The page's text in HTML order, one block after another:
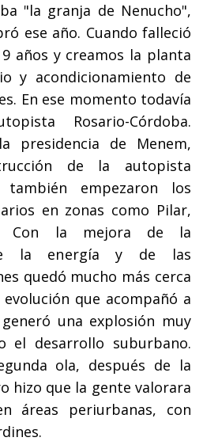
"la granja de Nenucho",
ese año. Cuando falleció
años y creamos la planta
y acondicionamiento de
En ese momento todavía
Rosario-Córdoba.
presidencia de Menem,
de la autopista
también empezaron los
en zonas como Pilar,
Con la mejora de la
la energía y de las
quedó mucho más cerca
que acompañó a
una explosión muy
el desarrollo suburbano.
ola, después de la
hizo que la gente valorara
áreas periurbanas, con